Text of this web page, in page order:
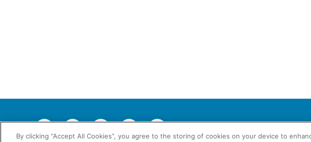
By clicking “Accept All Cookies”, you agree to the storing of cookies on your device to